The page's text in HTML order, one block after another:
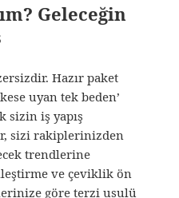
Geleceğin
Hazır paket
uyan tek beden’
sizin iş yapış
sizi rakiplerinizden
trendlerine
ve çeviklik ön
göre terzi usulü